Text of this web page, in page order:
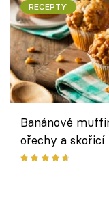
RECEPTY
Banánové
ořechy a skořicí